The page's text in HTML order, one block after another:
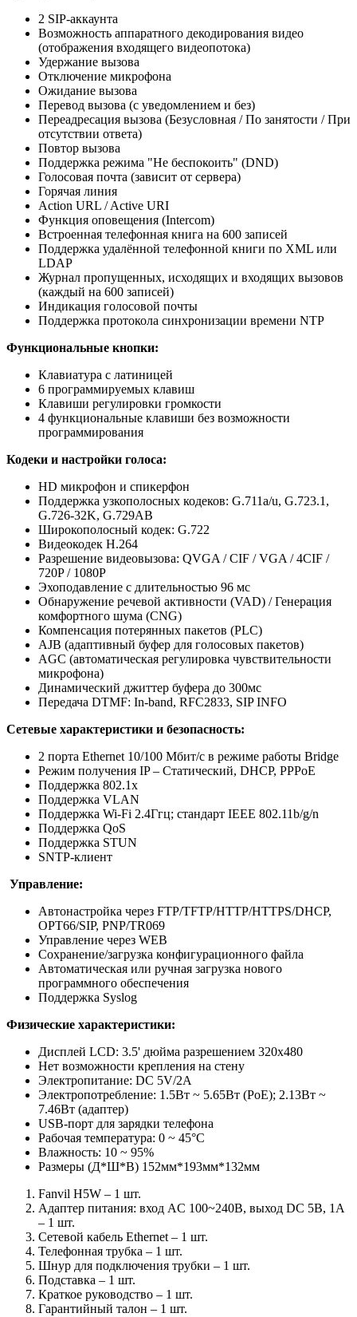
2 SIP-аккаунта
Возможность аппаратного декодирования видео
(отображения входящего видеопотока)
Удержание вызова
Отключение микрофона
Ожидание вызова
Перевод вызова (с уведомлением и без)
Переадресация вызова (Безусловная / По занятости / При
отсутствии ответа)
Повтор вызова
Поддержка режима "Не беспокоить" (DND)
Голосовая почта (зависит от сервера)
Горячая линия
Action URL / Active URI
Функция оповещения (Intercom)
Встроенная телефонная книга на 600 записей
Поддержка удалённой телефонной книги по XML или
LDAP
Журнал пропущенных, исходящих и входящих вызовов
(каждый на 600 записей)
Индикация голосовой почты
Поддержка протокола синхронизации времени NTP
Функциональные кнопки:
Клавиатура с латиницей
6 программируемых клавиш
Клавиши регулировки громкости
4 функциональные клавиши без возможности
программирования
Кодеки и настройки голоса:
HD микрофон и спикерфон
Поддержка узкополосных кодеков: G.711a/u, G.723.1,
G.726-32K, G.729AB
Широкополосный кодек: G.722
Видеокодек H.264
Разрешение видеовызова: QVGA / CIF / VGA / 4CIF /
720P / 1080P
Эхоподавление с длительностью 96 мс
Обнаружение речевой активности (VAD) / Генерация
комфортного шума (CNG)
Компенсация потерянных пакетов (PLC)
AJB (адаптивный буфер для голосовых пакетов)
AGC (автоматическая регулировка чувствительности
микрофона)
Динамический джиттер буфера до 300мс
Передача DTMF: In-band, RFC2833, SIP INFO
Сетевые характеристики и безопасность:
2 порта Ethernet 10/100 Мбит/с в режиме работы Bridge
Режим получения IP – Статический, DHCP, PPPoE
Поддержка 802.1x
Поддержка VLAN
Поддержка Wi-Fi 2.4Ггц; стандарт IEEE 802.11b/g/n
Поддержка QoS
Поддержка STUN
SNTP-клиент
Управление:
Автонастройка через FTP/TFTP/HTTP/HTTPS/DHCP,
OPT66/SIP, PNP/TR069
Управление через WEB
Сохранение/загрузка конфигурационного файла
Автоматическая или ручная загрузка нового
программного обеспечения
Поддержка Syslog
Физические характеристики:
Дисплей LCD: 3.5' дюйма разрешением 320x480
Нет возможности крепления на стену
Электропитание: DC 5V/2A
Электропотребление: 1.5Вт ~ 5.65Вт (PoE); 2.13Вт ~
7.46Вт (адаптер)
USB-порт для зарядки телефона
Рабочая температура: 0 ~ 45°С
Влажность: 10 ~ 95%
Размеры (Д*Ш*В) 152мм*193мм*132мм
Fanvil H5W – 1 шт.
Адаптер питания: вход AC 100~240В, выход DC 5B, 1A
– 1 шт.
Сетевой кабель Ethernet – 1 шт.
Телефонная трубка – 1 шт.
Шнур для подключения трубки – 1 шт.
Подставка – 1 шт.
Краткое руководство – 1 шт.
Гарантийный талон – 1 шт.